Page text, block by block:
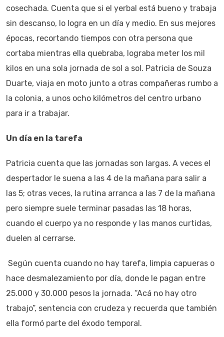
cosechada. Cuenta que si el yerbal está bueno y trabaja
sin descanso, lo logra en un día y medio. En sus mejores
épocas, recortando tiempos con otra persona que
cortaba mientras ella quebraba, lograba meter los mil
kilos en una sola jornada de sol a sol. Patricia de Souza
Duarte, viaja en moto junto a otras compañeras rumbo a
la colonia, a unos ocho kilómetros del centro urbano
para ir a trabajar.
Un día en la tarefa
Patricia cuenta que las jornadas son largas. A veces el
despertador le suena a las 4 de la mañana para salir a
las 5; otras veces, la rutina arranca a las 7 de la mañana
pero siempre suele terminar pasadas las 18 horas,
cuando el cuerpo ya no responde y las manos curtidas,
duelen al cerrarse.
Según cuenta cuando no hay tarefa, limpia capueras o
hace desmalezamiento por día, donde le pagan entre
25.000 y 30.000 pesos la jornada. “Acá no hay otro
trabajo”, sentencia con crudeza y recuerda que también
ella formó parte del éxodo temporal.